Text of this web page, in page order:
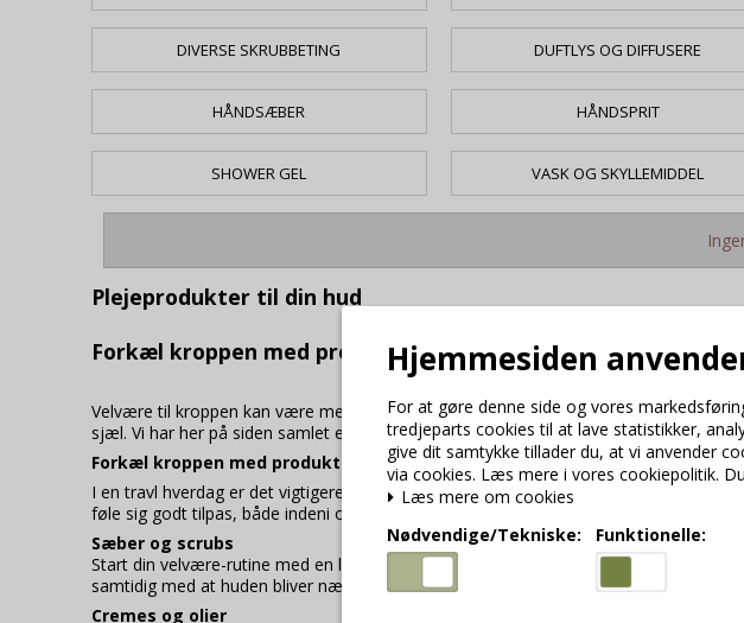
DIVERSE SKRUBBETING DUFTLYS OG DIFFUSERE
HÅNDSÆBER HÅNDSPRIT
SHOWER GEL VASK OG SKYLLEMIDDEL
Plejeprodukter til din hud
Forkæl kroppen med produkter til velvære
Velvære til kroppen kan være med til at give ro i dagligdagen. Derfor bør du
sjæl. Vi har her på siden samlet et bredt udvalg af velvære produkter, der kan
Forkæl kroppen med produkter til velvære
I en travl hverdag er det vigtigere end nogensinde at finde tid til at pleje sig selv
føle sig godt tilpas, både indeni og udenpå. At forkæle sig selv med
Sæber og scrubs
Start din velvære-rutine med en lækker, duftende sæbe. Sammensætninger af
samtidig med at huden bliver næret. Overvej også at inkludere en eksfolierende
Cremes og olier
Hjemmesiden
For at gøre denne side og vores
tredjeparts cookies til at lave statistikker,
give dit samtykke tillader du, at vi anvender
via cookies. Læs mere i vores cookiepolitik.
Læs mere om cookies
Nødvendige/Tekniske:
Funktionelle: